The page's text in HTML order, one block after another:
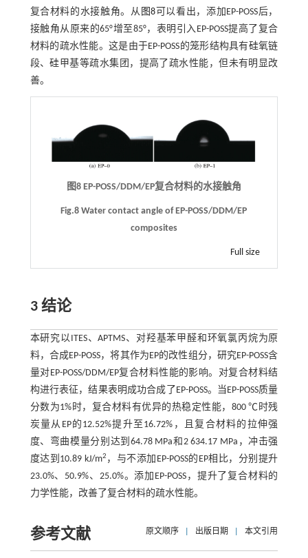
复合材料的水接触角。从 图8 可以看出，添加EP-POSS后，
接触角从原来的65°增至85°，表明引入EP-POSS提高了复合
材料的疏水性能。这是由于EP-POSS的笼形结构具有硅氧链
段、硅甲基等疏水集团，提高了疏水性能，但未有明显改
善。
图8 EP-POSS/DDM/EP复合材料的水接触角
Fig.8 Water contact angle of EP-POSS/DDM/EP
composites
Full size
3 结论
本研究以ITES、APTMS、对羟基苯甲醛和环氧氯丙烷为原
料，合成EP-POSS，将其作为EP的改性组分，研究EP-POSS含
量对EP-POSS/DDM/EP复合材料性能的影响。对复合材料结
构进行表征，结果表明成功合成了EP-POSS。当EP-POSS质量
分数为1%时，复合材料有优异的热稳定性能，800 ℃时残
炭量从EP的12.52%提升至16.72%，且复合材料的拉伸强
度、弯曲模量分别达到64.78 MPa和2 634.17 MPa，冲击强
度达到10.89 kJ/m2 ，与不添加EP-POSS的EP相比，分别提升
23.0%、50.9%、25.0%。添加EP-POSS，提升了复合材料的
力学性能，改善了复合材料的疏水性能。
参考文献 原文顺序 出版日期 本文引用